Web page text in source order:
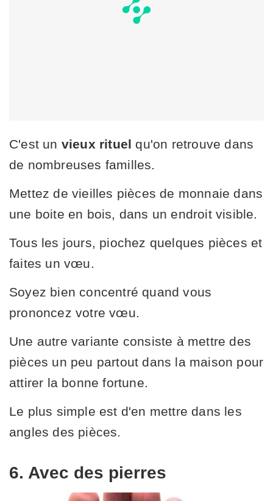
C'est un vieux rituel qu'on retrouve dans
de nombreuses familles.
Mettez de vieilles pièces de monnaie dans
une boite en bois, dans un endroit visible.
Tous les jours, piochez quelques pièces et
faites un vœu.
Soyez bien concentré quand vous
prononcez votre vœu.
Une autre variante consiste à mettre des
pièces un peu partout dans la maison pour
attirer la bonne fortune.
Le plus simple est d'en mettre dans les
angles des pièces.
6. Avec des pierres